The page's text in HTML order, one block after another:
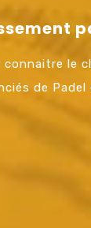
connaitre le
de Padel